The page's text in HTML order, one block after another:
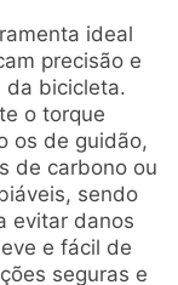
ideal
precisão e
da bicicleta.
o torque
os de guidão,
de carbono ou
sendo
evitar danos
e fácil de
seguras e